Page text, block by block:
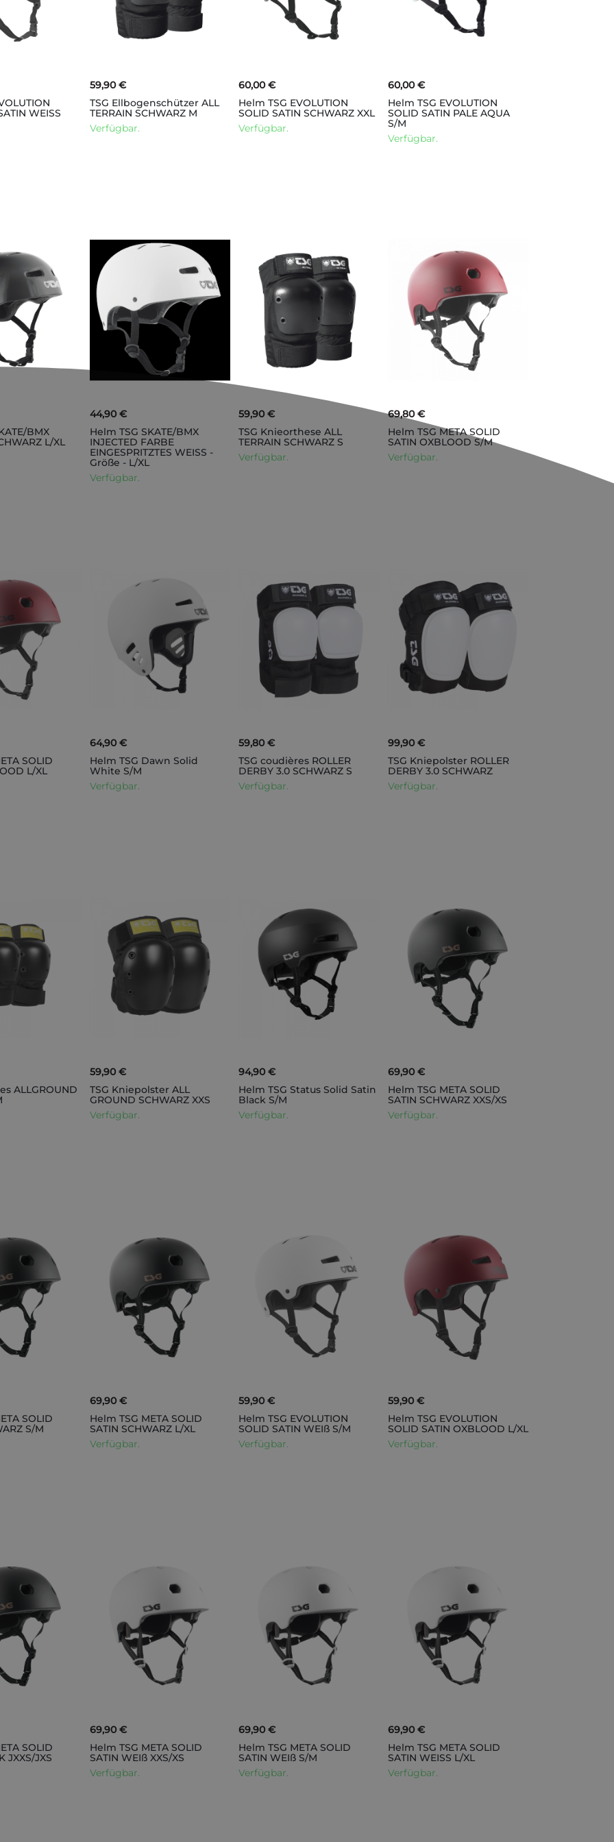
WEISS
59,90 €
TSG Ellbogenschützer ALL
TERRAIN SCHWARZ M
Verfügbar.
60,00 €
Helm TSG EVOLUTION
SOLID SATIN SCHWARZ XXL
Verfügbar.
60,00 €
Helm TSG EVOLUTION
SOLID SATIN PALE AQUA
S/M
Verfügbar.
BMX
L/XL
44,90 €
Helm TSG SKATE/BMX
INJECTED FARBE
EINGESPRITZTES WEISS -
Größe - L/XL
Verfügbar.
59,90 €
TSG Knieorthese ALL
TERRAIN SCHWARZ S
Verfügbar.
69,80 €
Helm TSG META SOLID
SATIN OXBLOOD S/M
Verfügbar.
SOLID
L/XL
64,90 €
Helm TSG Dawn Solid
White S/M
Verfügbar.
59,80 €
TSG coudières ROLLER
DERBY 3.0 SCHWARZ S
Verfügbar.
99,90 €
TSG Kniepolster ROLLER
DERBY 3.0 SCHWARZ
Verfügbar.
ALLGROUND
59,90 €
TSG Kniepolster ALL
GROUND SCHWARZ XXS
Verfügbar.
94,90 €
Helm TSG Status Solid Satin
Black S/M
Verfügbar.
69,90 €
Helm TSG META SOLID
SATIN SCHWARZ XXS/XS
Verfügbar.
SOLID
S/M
69,90 €
Helm TSG META SOLID
SATIN SCHWARZ L/XL
Verfügbar.
59,90 €
Helm TSG EVOLUTION
SOLID SATIN WEIß S/M
Verfügbar.
59,90 €
Helm TSG EVOLUTION
SOLID SATIN OXBLOOD L/XL
Verfügbar.
SOLID
JXXS/JXS
69,90 €
Helm TSG META SOLID
SATIN WEIß XXS/XS
Verfügbar.
69,90 €
Helm TSG META SOLID
SATIN WEIß S/M
Verfügbar.
69,90 €
Helm TSG META SOLID
SATIN WEISS L/XL
Verfügbar.